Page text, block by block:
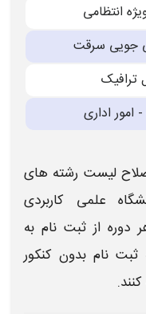
انتظامی
جویی سرقت
ترافیک
امور اداری
لیست رشته های
علمی کاربردی
دوره از ثبت نام به
ثبت نام بدون کنکور